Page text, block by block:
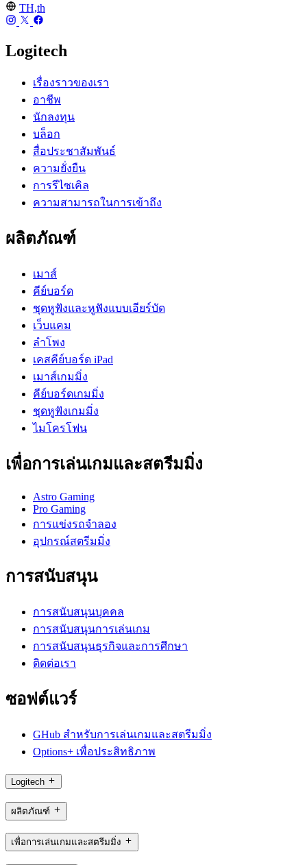
TH,th
Logitech
เรื่องราวของเรา
อาชีพ
นักลงทุน
บล็อก
สื่อประชาสัมพันธ์
ความยั่งยืน
การรีไซเคิล
ความสามารถในการเข้าถึง
ผลิตภัณฑ์
เมาส์
คีย์บอร์ด
ชุดหูฟังและหูฟังแบบเอียร์บัด
เว็บแคม
ลำโพง
เคสคีย์บอร์ด iPad
เมาส์เกมมิ่ง
คีย์บอร์ดเกมมิ่ง
ชุดหูฟังเกมมิ่ง
ไมโครโฟน
เพื่อการเล่นเกมและสตรีมมิ่ง
Astro Gaming
Pro Gaming
การแข่งรถจำลอง
อุปกรณ์สตรีมมิ่ง
การสนับสนุน
การสนับสนุนบุคคล
การสนับสนุนการเล่นเกม
การสนับสนุนธุรกิจและการศึกษา
ติดต่อเรา
ซอฟต์แวร์
GHub สำหรับการเล่นเกมและสตรีมมิ่ง
Options+ เพื่อประสิทธิภาพ
Logitech
ผลิตภัณฑ์
เพื่อการเล่นเกมและสตรีมมิ่ง